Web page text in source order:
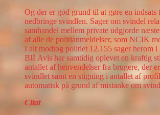
Og der er god grund til at gøre en indsats
nedbringe svindlen. Sager om svindel
samhandel mellem private udgjorde
af alle de politianmeldelser, som NCIK
I alt modtog politiet 12.155 sager herom i
Blå Avis har samtidig oplevet en kraftig
antallet af henvendelser fra brugere, der
svindlet samt en stigning i antallet af
automatisk på grund af mistanke om
Citat